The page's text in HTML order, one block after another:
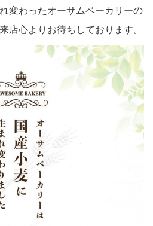
変わったオーサムベーカリーの
店心よりお待ちしております。